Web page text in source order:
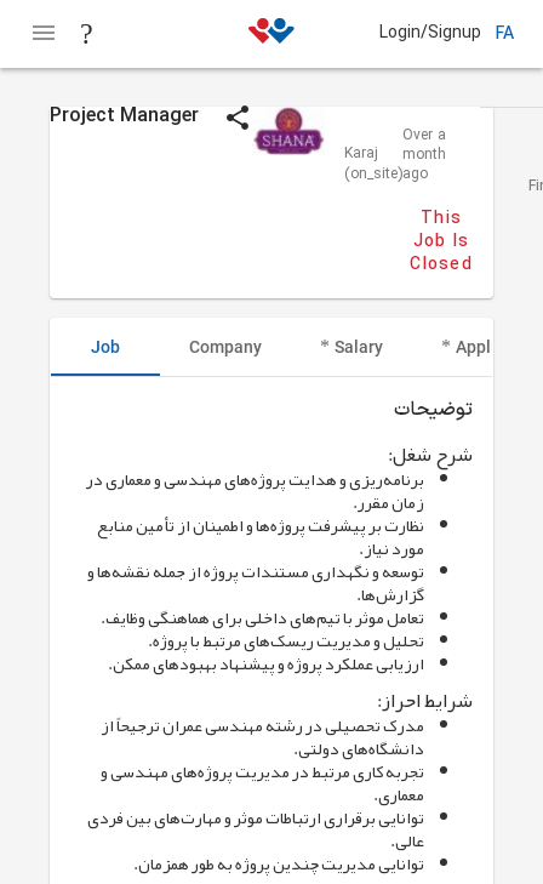
Login/Signup FA
Project Manager
Karaj
(on_site)
Over a
month
ago
This
Job Is
Closed
Job Company Salary Applicant
توضیحات
شرح شغل:
برنامه‌ریزی و هدایت پروژه‌های مهندسی و معماری در
زمان مقرر.
نظارت بر پیشرفت پروژه‌ها و اطمینان از تأمین منابع
مورد نیاز.
توسعه و نگهداری مستندات پروژه از جمله نقشه‌ها و
گزارش‌ها.
تعامل موثر با تیم‌های داخلی برای هماهنگی وظایف.
تحلیل و مدیریت ریسک‌های مرتبط با پروژه.
ارزیابی عملکرد پروژه و پیشنهاد بهبودهای ممکن.
شرایط احراز:
مدرک تحصیلی در رشته مهندسی عمران ترجیحاً از
دانشگاه‌های دولتی.
تجربه کاری مرتبط در مدیریت پروژه‌های مهندسی و
معماری.
توانایی برقراری ارتباطات موثر و مهارت‌های بین فردی
عالی.
توانایی مدیریت چندین پروژه به طور همزمان.